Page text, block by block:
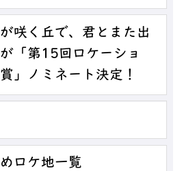
咲く丘で、君とまた出
「第15回ロケーショ
」ノミネート決定！
ロケ地一覧